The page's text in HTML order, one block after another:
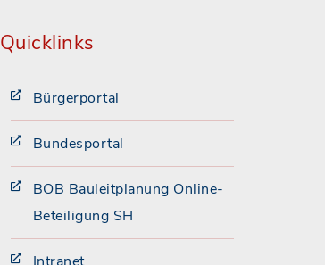
Quicklinks
Bürgerportal
Bundesportal
BOB Bauleitplanung Online-
Beteiligung SH
Intranet